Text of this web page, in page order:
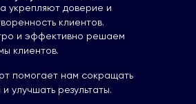
укрепляют доверие и
клиентов.
и эффективно решаем
клиентов.
помогает нам сокращать
улучшать результаты.